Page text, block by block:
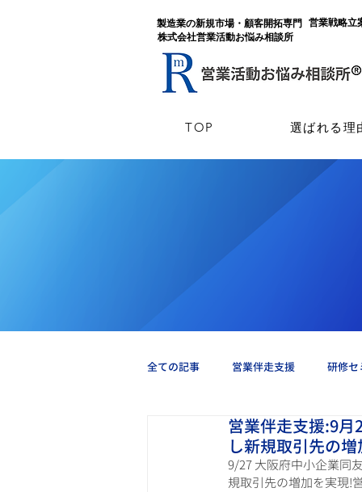
​製造業の新規市場・顧客開拓専門
​株式会社営業活動お悩み相談所
営業戦略立
TOP 選ばれる理
全ての記事 営業伴走支援 研修セ
営業伴走支援:9
し新規取引先の
9/27 大阪府中小企業同
規取引先の増加を実現!